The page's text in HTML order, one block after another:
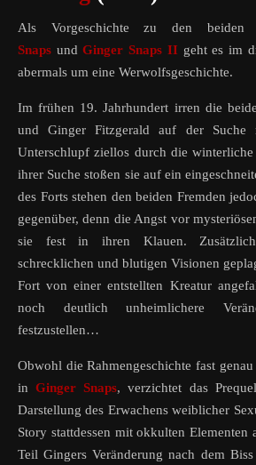
Als Vorgeschichte zu den beiden
Snaps undGinger Snaps IIgeht es im
abermals um eine Werwolfsgeschichte.
Im frühen 19. Jahrhundert irren die
und Ginger Fitzgerald auf der Suche
Unterschlupf ziellos durch die
ihrer Suche stoßen sie auf ein
des Forts stehen den beiden Fremden
gegenüber, denn die Angst vor
sie fest in ihren Klauen.
schrecklichen und blutigen Visionen
Fort von einer entstellten Kreatur
noch deutlich unheimlichere
festzustellen…
Obwohl die Rahmengeschichte fast
inGinger Snaps, verzichtet das
Darstellung des Erwachens weiblicher
Story stattdessen mit okkulten Elementen
Teil Gingers Veränderung nach dem